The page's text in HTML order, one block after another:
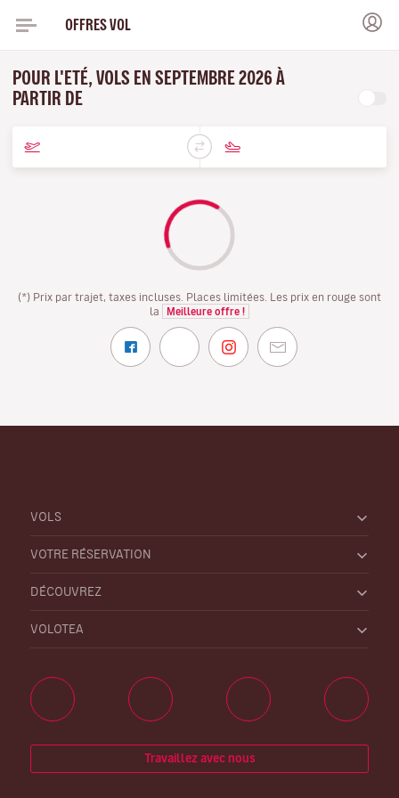
OFFRES VOL
POUR L'ETÉ, VOLS EN SEPTEMBRE 2026 À
PARTIR DE
(*) Prix par trajet, taxes incluses. Places limitées. Les prix en rouge sont
la
Meilleure offre !
VOLS
VOTRE RÉSERVATION
DÉCOUVREZ
VOLOTEA
Travaillez avec nous